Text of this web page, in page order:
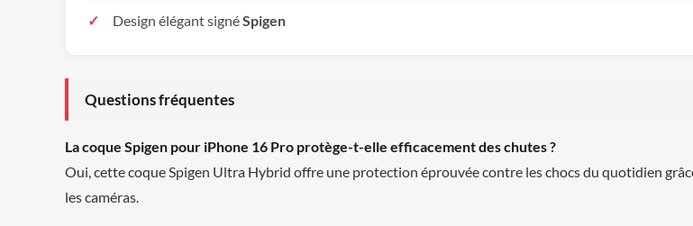
Design élégant signéSpigen
Questions fréquentes
La coque Spigen pour iPhone 16 Pro protège-t-elle efficacement des chutes ?
Oui, cette coque Spigen Ultra Hybrid offre une protection éprouvée contre les chocs du quotidien
les caméras.